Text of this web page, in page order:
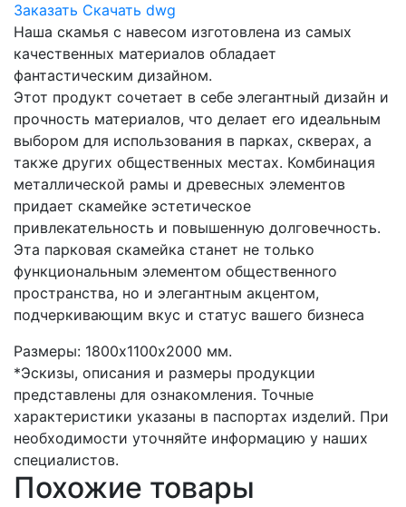
Заказать Скачать dwg
Наша скамья с навесом изготовлена из самых
качественных материалов обладает
фантастическим дизайном.
Этот продукт сочетает в себе элегантный дизайн и
прочность материалов, что делает его идеальным
выбором для использования в парках, скверах, а
также других общественных местах. Комбинация
металлической рамы и древесных элементов
придает скамейке эстетическое
привлекательность и повышенную долговечность.
Эта парковая скамейка станет не только
функциональным элементом общественного
пространства, но и элегантным акцентом,
подчеркивающим вкус и статус вашего бизнеса
Размеры: 1800х1100х2000 мм.
*Эскизы, описания и размеры продукции
представлены для ознакомления. Точные
характеристики указаны в паспортах изделий. При
необходимости уточняйте информацию у наших
специалистов.
Похожие товары